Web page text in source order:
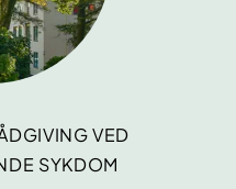
VED
SYKDOM